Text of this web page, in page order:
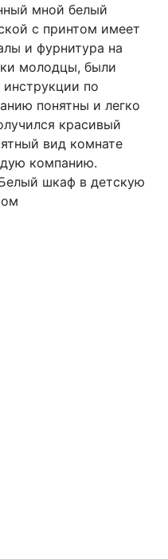
мной белый
с принтом имеет
и фурнитура на
молодцы, были
по
понятны и легко
красивый
вид комнате
компанию.
шкаф в детскую